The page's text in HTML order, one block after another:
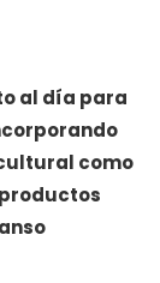
al día para
como